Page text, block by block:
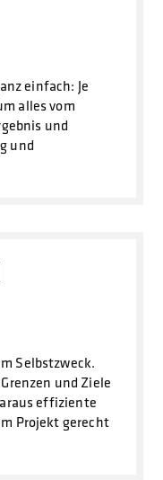
einfach: Je
alles vom
und
und
Selbstzweck.
und Ziele
effiziente
Projekt gerecht